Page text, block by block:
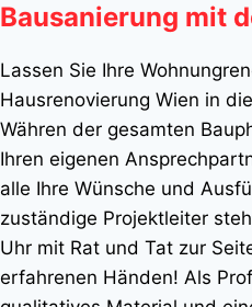
Bausanierung mit
Lassen Sie Ihre
Hausrenovierung Wien in
Währen der gesamten
Ihren eigenen
alle Ihre Wünsche und
zuständige Projektleiter
Uhr mit Rat und Tat zur
erfahrenen Händen! Als